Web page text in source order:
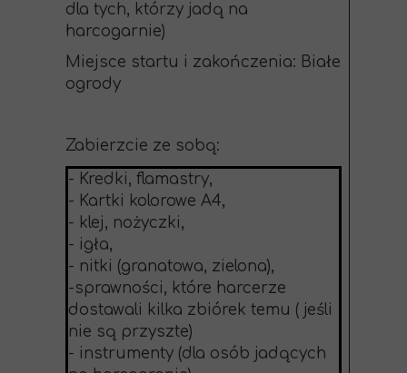
dla tych, którzy jadą na
harcogarnie)
Miejsce startu i zakończenia: Białe
ogrody
Zabierzcie ze sobą:
- Kredki, flamastry,
- Kartki kolorowe A4,
- klej, nożyczki,
- igła,
- nitki (granatowa, zielona),
-sprawności, które harcerze
dostawali kilka zbiórek temu ( jeśli
nie są przyszte)
- instrumenty (dla osób jadących